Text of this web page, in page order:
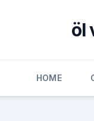
öl
HOME